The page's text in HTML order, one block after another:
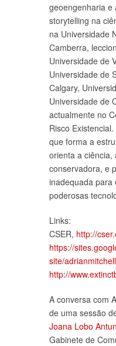
geoengenharia e
storytelling na
na Universidade
Camberra,
Universidade de
Universidade de
Calgary,
Universidade de
actualmente no
Risco
que forma a
orienta a
conservadora, e
inadequada para
poderosas
Links:
CSER, http://
https://
site/
http://
A conversa com
de uma sessão
Joana Lobo
Gabinete de